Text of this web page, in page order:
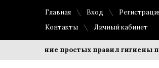
Главная Вход
Контакты
Личный кабинет
Соблюдение простых правил гигиены